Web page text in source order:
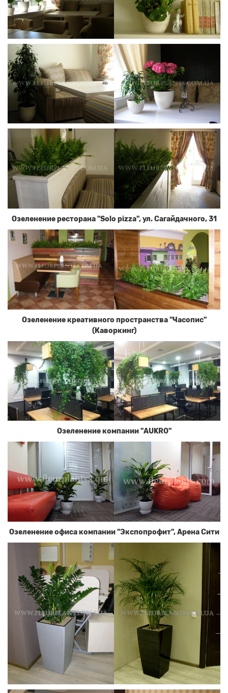
Озеленение ресторана "Solo pizza", ул. Сагайдачного, 31
Озеленение креативного пространства "Часопис"
(Каворкинг)
Озеленение компании "AUKRO"
Озеленение офиса компании "Экспопрофит", Арена Сити